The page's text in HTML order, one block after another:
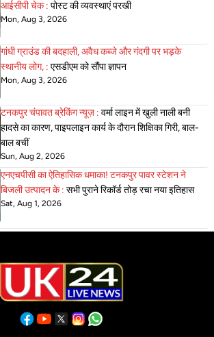
आईसीपी चेक : पोस्ट की व्यवस्थाएं परखी
Mon, Aug 3, 2026
गांधी ग्राउंड की बदहाली, अवैध कब्जे और गंदगी पर भड़के
स्थानीय लोग, : एसडीएम को सौंपा ज्ञापन
Mon, Aug 3, 2026
टनकपुर चंपावत ब्रेकिंग न्यूज़ : वर्मा लाइन में खुली नाली बनी
हादसे का कारण, पाइपलाइन कार्य के दौरान शिक्षिका गिरी, बाल-
बाल बचीं
Sun, Aug 2, 2026
एनएचपीसी का ऐतिहासिक धमाका! टनकपुर पावर स्टेशन ने
बिजली उत्पादन के : सभी पुराने रिकॉर्ड तोड़ रचा नया इतिहास
Sat, Aug 1, 2026